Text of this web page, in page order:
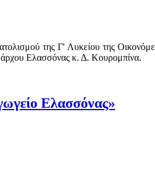
της Γ' Λυκείου της
Ελασσόνας κ. Δ. Κουρομπίνα.
Ελασσόνας»